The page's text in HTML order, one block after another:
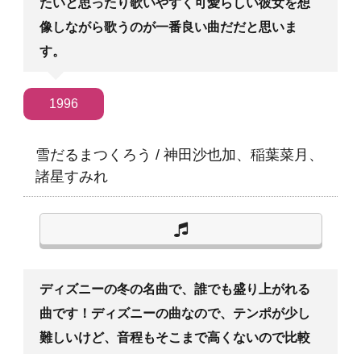
たいと思ったり歌いやすく可愛らしい彼女を想
像しながら歌うのが一番良い曲だだと思いま
す。
1996
雪だるまつくろう / 神田沙也加、稲葉菜月、
諸星すみれ
ディズニーの冬の名曲で、誰でも盛り上がれる
曲です！ディズニーの曲なので、テンポが少し
難しいけど、音程もそこまで高くないので比較